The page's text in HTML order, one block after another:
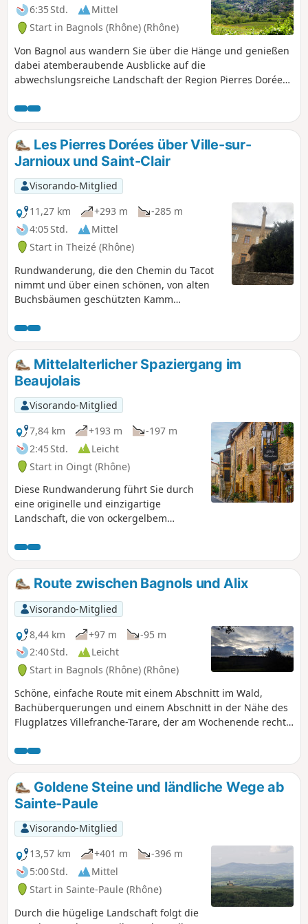
6:35 Std.
Mittel
Start in Bagnols (Rhône) (Rhône)
Von Bagnol aus wandern Sie über die Hänge und genießen
dabei atemberaubende Ausblicke auf die
abwechslungsreiche Landschaft der Region Pierres Dorées.
Träume inmitten erholsamer Panoramen suchen. Der
Schwierigkeitsgrad wird angesichts der zahlreichen An-
und Abstiege als mittel bis leicht anspruchsvoll eingestuft.
Die Wegpunkte liegen relativ weit auseinander: Lesen Sie
den gesamten Absatz sorgfältig durch, bevor Sie
weitergehen. Achtung: Die Namen der Wegpunkte sind in
der Beschreibung nicht aufgeführt.
Les Pierres Dorées über Ville-sur-
Jarnioux und Saint-Clair
Visorando-Mitglied
11,27 km
+293 m
-285 m
4:05 Std.
Mittel
Start in Theizé (Rhône)
Rundwanderung, die den Chemin du Tacot
nimmt und über einen schönen, von alten
Buchsbäumen geschützten Kamm
Mittelalterlicher Spaziergang im
Beaujolais
Visorando-Mitglied
7,84 km
+193 m
-197 m
2:45 Std.
Leicht
Start in Oingt (Rhône)
Diese Rundwanderung führt Sie durch
eine originelle und einzigartige
Landschaft, die von ockergelbem
das mittelalterliche Dorf Oingt
schlendern, das zu den „schönsten
Dörfern Frankreichs” zählt und mit
seinen Häusern mit goldenen
Steinfassaden Künstler und
Kunsthandwerker beherbergt. Das Dorf
bietet einen außergewöhnlichen
Panoramablick auf das Azergues-Tal.
Route zwischen Bagnols und Alix
Visorando-Mitglied
8,44 km
+97 m
-95 m
2:40 Std.
Leicht
Start in Bagnols (Rhône) (Rhône)
Schöne, einfache Route mit einem Abschnitt im Wald,
Bachüberquerungen und einem Abschnitt in der Nähe des
Flugplatzes Villefranche-Tarare, der am Wochenende recht
Lärmbelästigungen führen kann. Schöner Blick auf die
Berge des Beaujolais und die Dörfer der Pierres Dorées.
Goldene Steine und ländliche Wege ab
Sainte-Paule
Visorando-Mitglied
13,57 km
+401 m
-396 m
5:00 Std.
Mittel
Start in Sainte-Paule (Rhône)
Durch die hügelige Landschaft folgt die